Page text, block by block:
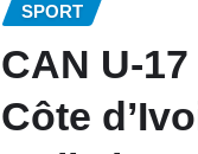
SPORT
CAN U-
Côte